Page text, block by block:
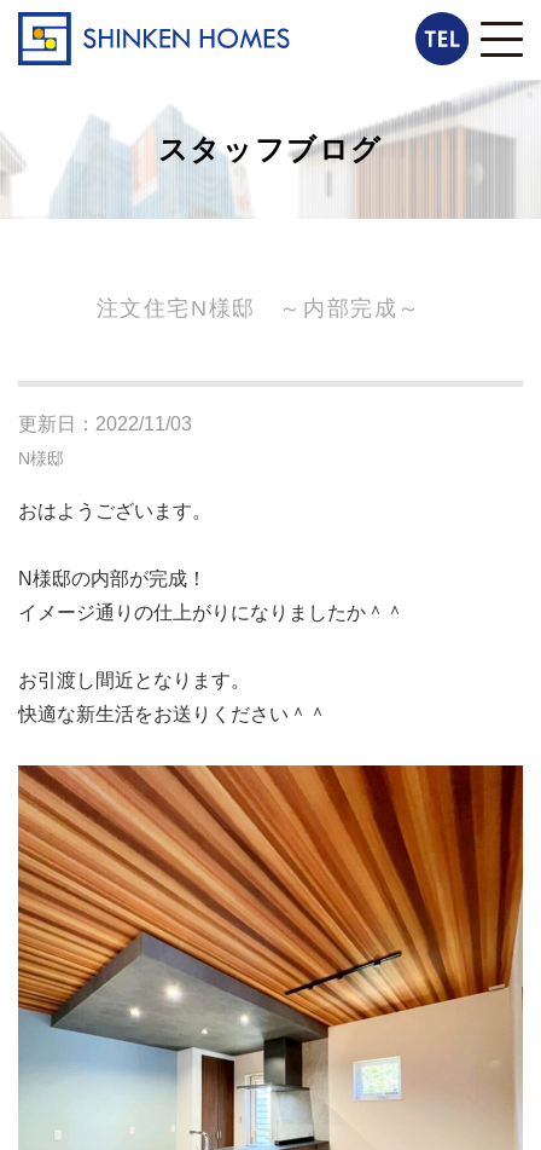
スタッフブログ
注文住宅N様邸 ～内部完成～
更新日：2022/11/03
N様邸
おはようございます。
N様邸の内部が完成！
イメージ通りの仕上がりになりましたか＾＾
お引渡し間近となります。
快適な新生活をお送りください＾＾